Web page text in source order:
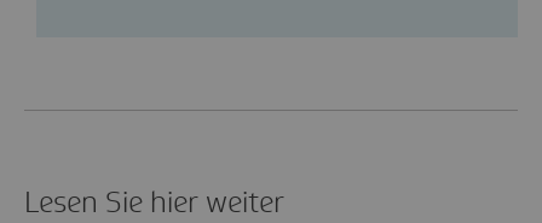
Lesen Sie hier weiter